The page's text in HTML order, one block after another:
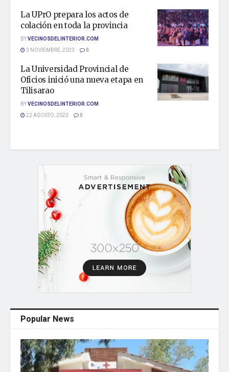
La UPrO prepara los actos de
colación en toda la provincia
BYVECINOSDELINTERIOR.COM
3 NOVIEMBRE, 2023
0
La Universidad Provincial de
Oficios inició una nueva etapa en
Tilisarao
BYVECINOSDELINTERIOR.COM
22 AGOSTO, 2023
0
Popular News